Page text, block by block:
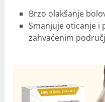
Brzo olakšanje
Smanjuje oticanje i
zahvaćenim